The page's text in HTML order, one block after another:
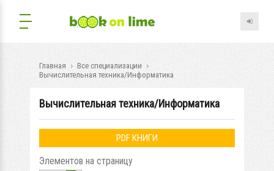
Главная
Все специализации
Вычислительная техника/Информатика
Вычислительная техника/Информатика
PDF КНИГИ
Элементов на страницу